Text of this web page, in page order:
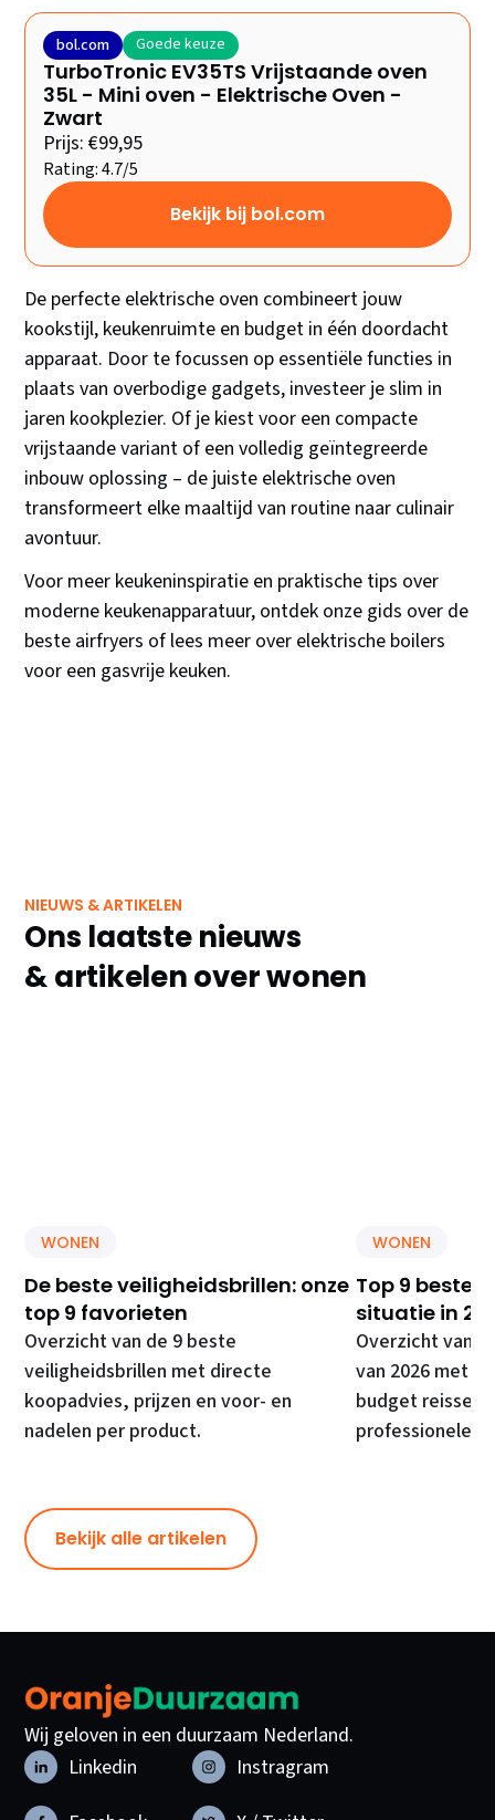
bol.com Goede keuze
TurboTronic EV35TS Vrijstaande oven
35L - Mini oven - Elektrische Oven -
Zwart
Prijs: €99,95
Rating: 4.7/5
Bekijk bij bol.com
De perfecte elektrische oven combineert jouw
kookstijl, keukenruimte en budget in één doordacht
apparaat. Door te focussen op essentiële functies in
plaats van overbodige gadgets, investeer je slim in
jaren kookplezier. Of je kiest voor een compacte
vrijstaande variant of een volledig geïntegreerde
inbouw oplossing – de juiste elektrische oven
transformeert elke maaltijd van routine naar culinair
avontuur.
Voor meer keukeninspiratie en praktische tips over
moderne keukenapparatuur, ontdek onze gids over de
beste airfryers of lees meer over elektrische boilers
voor een gasvrije keuken.
NIEUWS & ARTIKELEN
Ons laatste nieuws
& artikelen over wonen
WONEN
De beste veiligheidsbrillen: onze
top 9 favorieten
Overzicht van de 9 beste
veiligheidsbrillen met directe
koopadvies, prijzen en voor- en
nadelen per product.
WONEN
Top 9 beste
situatie in
Overzicht van
van 2026 met
budget
professionele
Bekijk alle artikelen
Wij geloven in een duurzaam Nederland.
Linkedin
Instragram